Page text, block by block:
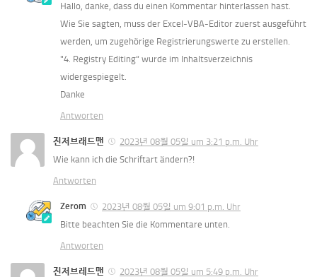
Hallo, danke, dass du einen Kommentar hinterlassen hast.
Wie Sie sagten, muss der Excel-VBA-Editor zuerst ausgeführt
werden, um zugehörige Registrierungswerte zu erstellen.
"4. Registry Editing“ wurde im Inhaltsverzeichnis
widergespiegelt.
Danke
Antworten
진저브래드맨
2023년 08월 05일 um 3:21 p.m. Uhr
Wie kann ich die Schriftart ändern?!
Antworten
Zerom
2023년 08월 05일 um 9:01 p.m. Uhr
Bitte beachten Sie die Kommentare unten.
Antworten
진저브레드맨
2023년 08월 05일 um 5:49 p.m. Uhr